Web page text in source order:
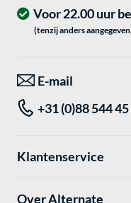
Voor 22.00 uur
(tenzij anders
E-mail
+31 (0)88 544
Klantenservice
Over Alternate